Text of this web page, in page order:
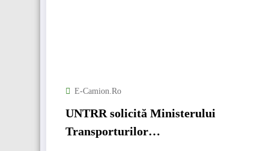
E-Camion.ro
UNTRR solicită Ministerului
Transporturilor